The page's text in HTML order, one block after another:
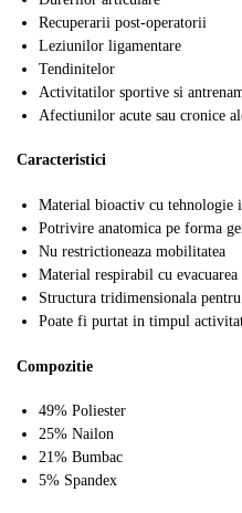
Recuperarii post-operatorii
Leziunilor ligamentare
Tendinitelor
Activitatilor sportive si
Afectiunilor acute sau cronice
Caracteristici
Material bioactiv cu tehnologie
Potrivire anatomica pe forma
Nu restrictioneaza mobilitatea
Material respirabil cu
Structura tridimensionala
Poate fi purtat in timpul
Compozitie
49% Poliester
25% Nailon
21% Bumbac
5% Spandex